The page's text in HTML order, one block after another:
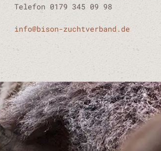
Telefon 0179 345 09 98
info@bison-zuchtverband.de